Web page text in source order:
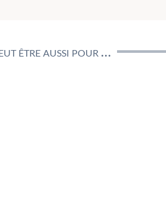
être aussi pour …